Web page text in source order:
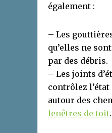
également :
– Les
qu’elles ne
par des débris.
– Les joints
contrôlez
autour des
fenêtres de toit.